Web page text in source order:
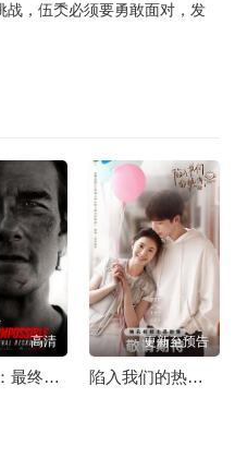
，伍秂必须要勇敢面对，发
高清
碟中谍8：最终清算[预告片]
更新至预告
陷入我们的热恋[预告片]